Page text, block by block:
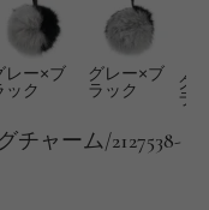
レー×ブ
ック
グレー×ブ
ラック
グ
ラ
ャーム/2127538-